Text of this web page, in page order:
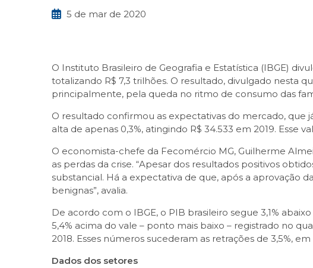
5 de mar de 2020
O Instituto Brasileiro de Geografia e Estatística (IBGE)
totalizando R$ 7,3 trilhões. O resultado, divulgado nesta
principalmente, pela queda no ritmo de consumo das
O resultado confirmou as expectativas do mercado,
alta de apenas 0,3%, atingindo R$ 34.533 em 2019. Esse
O economista-chefe da Fecomércio MG, Guilherme
as perdas da crise. “Apesar dos resultados positivos
substancial. Há a expectativa de que, após a aprovação
benignas”, avalia.
De acordo com o IBGE, o PIB brasileiro segue 3,1%
5,4% acima do vale – ponto mais baixo – registrado no
2018. Esses números sucederam as retrações de 3,5%, em
Dados dos setores